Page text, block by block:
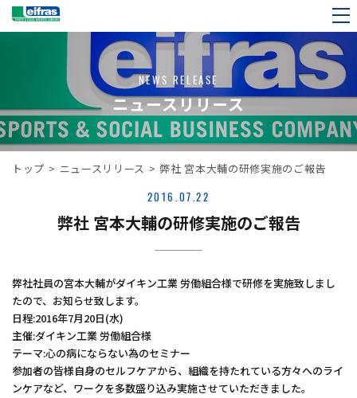
NEWS RELEASE
ニュースリリース
トップ > ニュースリリース > 弊社 宮本大輔の研修実施のご報告
2016.07.22
弊社 宮本大輔の研修実施のご報告
弊社社員の宮本大輔がダイキン工業 労働組合様で研修を実施致しまし
たので、お知らせ致します。
日程:2016年7月20日(水)
主催:ダイキン工業 労働組合様
テーマ:心の病にならない為のセミナー
参加者の皆様自身のセルフケアから、組織を持たれている方々へのライ
ンケアなど、ワークを多数盛り込み実施させていただきました。